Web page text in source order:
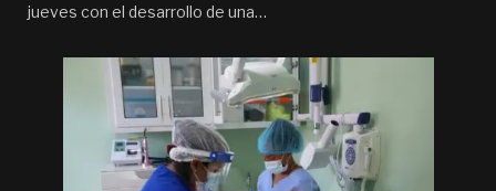
jueves con el desarrollo de una…